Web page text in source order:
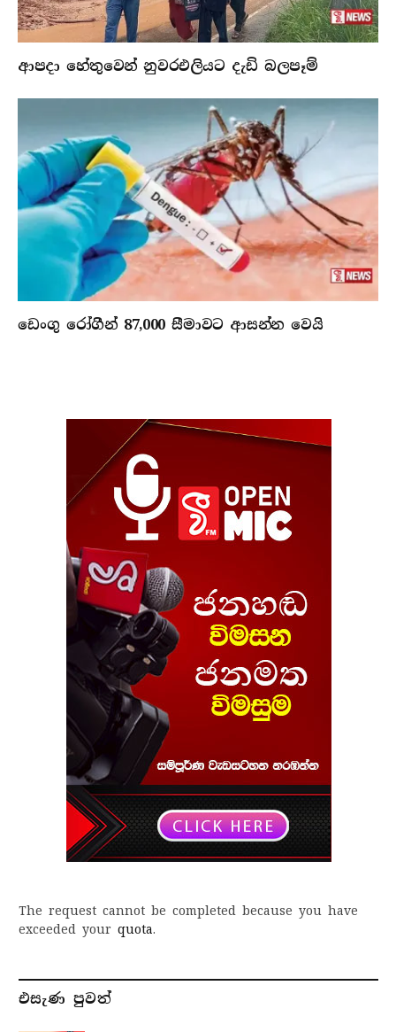
ආපදා හේතුවෙන් නුවරඑලියට දැඩි බලපෑම්
ඩෙංගු රෝගීන් 87,000 සීමාවට ආසන්න වෙයි
The request cannot be completed because you have
exceeded your quota.
එසැණ පුව​ත්